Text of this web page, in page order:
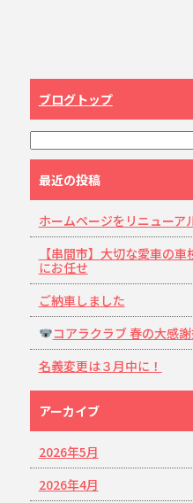
ブログトップ
最近の投稿
ホームページをリニューア
【串間市】大切な愛車の
にお任せ
ご納車しました
コアラクラブ 春の大感
名義変更は３月中に！
アーカイブ
2026年5月
2026年4月